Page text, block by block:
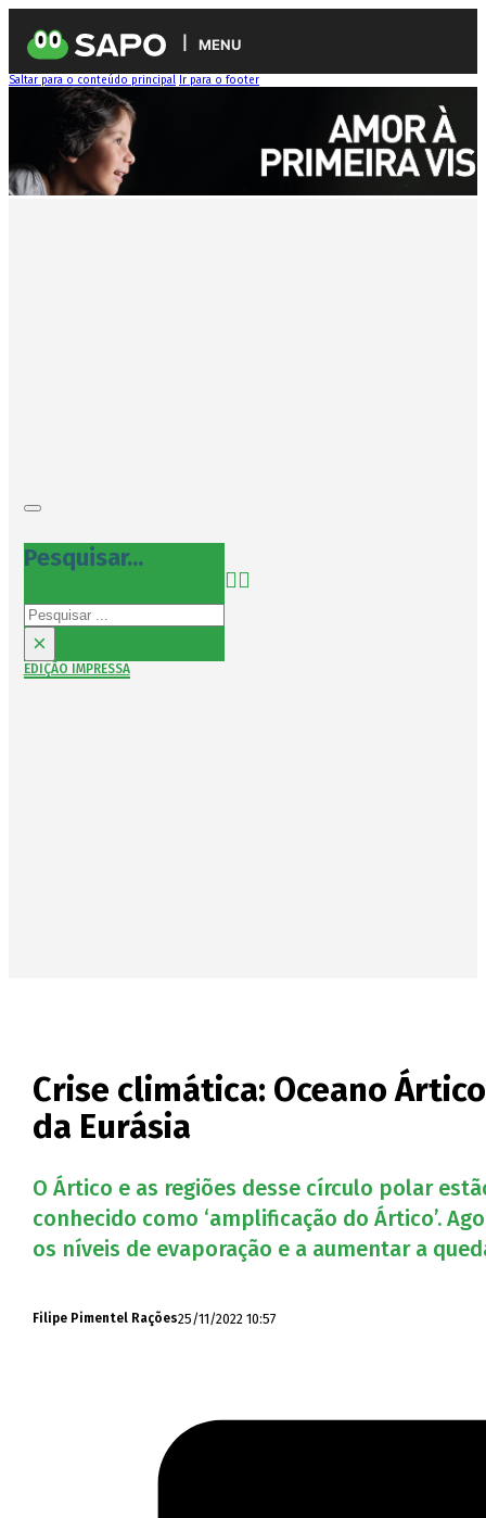
MENU
Saltar para o conteúdo principal Ir para o footer
Pesquisar...
Pesquisar
×
EDIÇÃO IMPRESSA
Crise climática: Oceano
da Eurásia
O Ártico e as regiões desse círculo polar
conhecido como ‘amplificação do Ártico’.
os níveis de evaporação e a aumentar a
Filipe Pimentel Rações25/11/2022 10:57